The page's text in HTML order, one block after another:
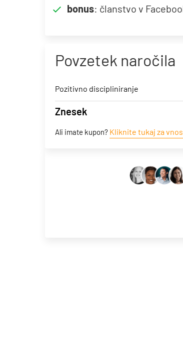
bonus: članstvo v
Povzetek naročila
Pozitivno discipliniranje
Znesek
Ali imate kupon? Kliknite tukaj za